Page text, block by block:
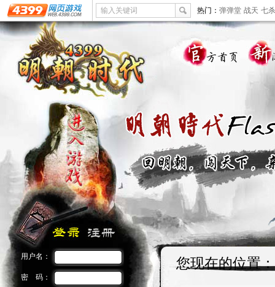
输入关键词 热门： 弹弹堂 战天 七杀
用户名：
密 码：
您现在的位置